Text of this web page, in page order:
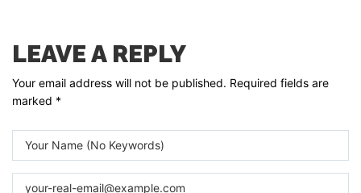
LEAVE A REPLY
Your email address will not be published. Required fields are
marked *